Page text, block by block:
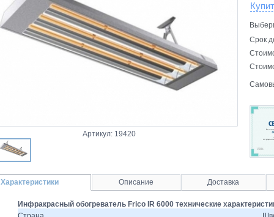
Артикул: 19420
Срок
Характеристики Описание Доставка
Инфракрасный обогреватель Frico IR 6000 технические